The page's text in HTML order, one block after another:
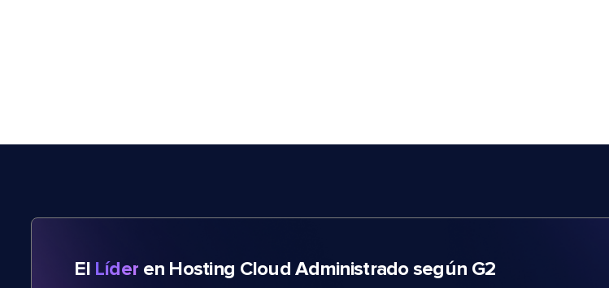
El Líder en Hosting Cloud Administrado según G2